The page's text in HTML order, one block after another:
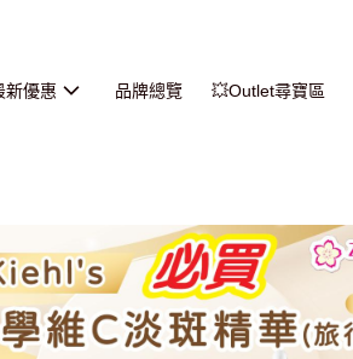
新優惠 品牌總覽 💥Outlet尋寶區